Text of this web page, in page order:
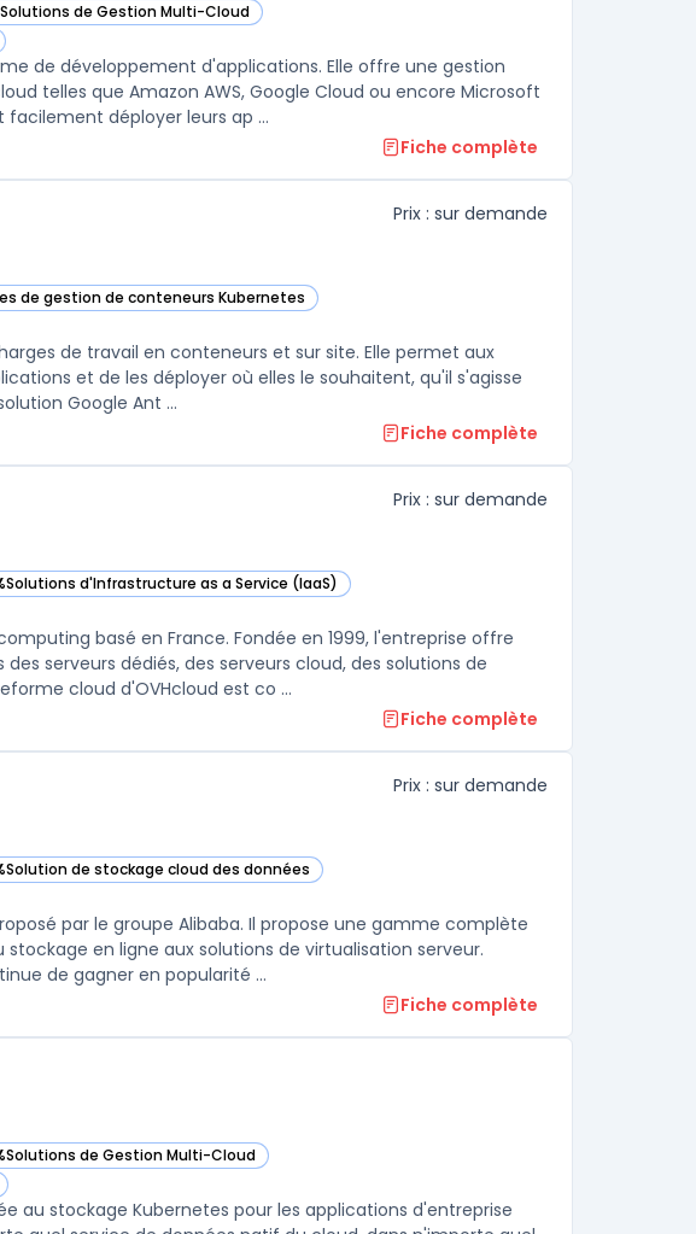
Solutions de Gestion Multi-Cloud
Clever Cloud dans cette catégorie
de développement d'applications. Elle offre une gestion
telles que Amazon AWS, Google Cloud ou encore Microsoft
facilement déployer leurs ap ...
Fiche complète
Prix : sur demande
de gestion de conteneurs Kubernetes
dans cette catégorie
de travail en conteneurs et sur site. Elle permet aux
et de les déployer où elles le souhaitent, qu'il s'agisse
Google Ant ...
Fiche complète
Prix : sur demande
Solutions d'Infrastructure as a Service (IaaS)
OVHcloud dans cette catégorie
basé en France. Fondée en 1999, l'entreprise offre
serveurs dédiés, des serveurs cloud, des solutions de
cloud d'OVHcloud est co ...
Fiche complète
Prix : sur demande
Solution de stockage cloud des données
Alibaba Cloud dans cette catégorie
par le groupe Alibaba. Il propose une gamme complète
en ligne aux solutions de virtualisation serveur.
de gagner en popularité ...
Fiche complète
Solutions de Gestion Multi-Cloud
Purestorage Portworx dans cette catégorie
au stockage Kubernetes pour les applications d'entreprise